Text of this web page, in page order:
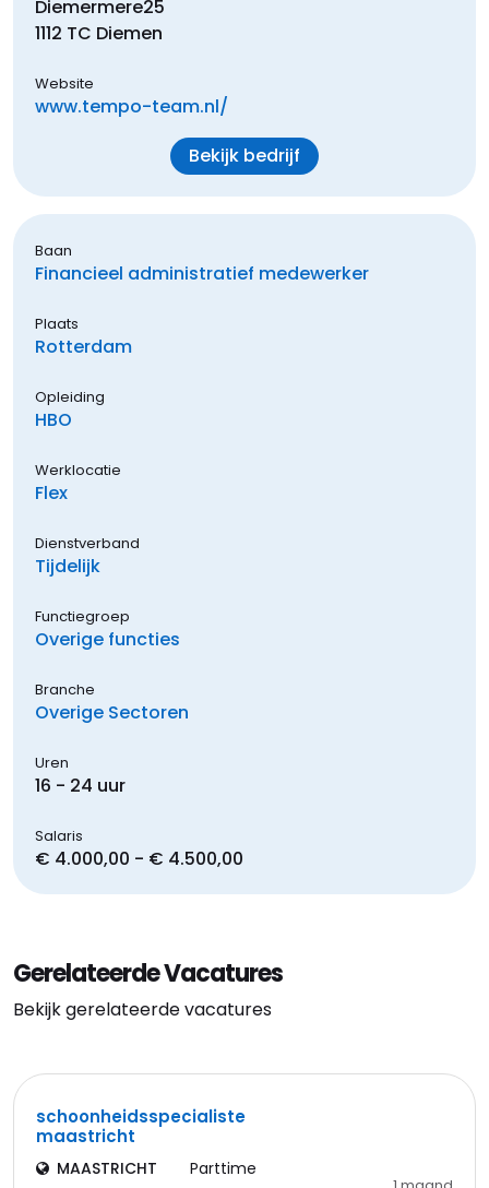
Diemermere25
1112 TC Diemen
Website
www.tempo-team.nl/
Bekijk bedrijf
Baan
Financieel administratief medewerker
Plaats
Rotterdam
Opleiding
HBO
Werklocatie
Flex
Dienstverband
Tijdelijk
Functiegroep
Overige functies
Branche
Overige Sectoren
Uren
16 - 24 uur
Salaris
€ 4.000,00 - € 4.500,00
Gerelateerde Vacatures
Bekijk gerelateerde vacatures
schoonheidsspecialiste
maastricht
MAASTRICHT Parttime